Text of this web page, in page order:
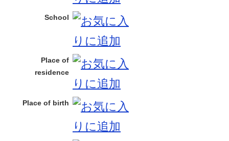
School
Place of
residence
Place of birth